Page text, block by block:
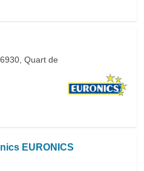
Quart de
EURONICS